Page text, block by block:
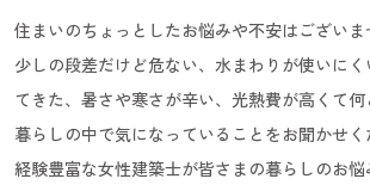
住まいのちょっとしたお悩みや不安はございま
少しの段差だけど危ない、水まわりが使いに
てきた、暑さや寒さが辛い、光熱費が高くて何
暮らしの中で気になっていることをお聞かせく
経験豊富な女性建築士が皆さまの暮らしのお